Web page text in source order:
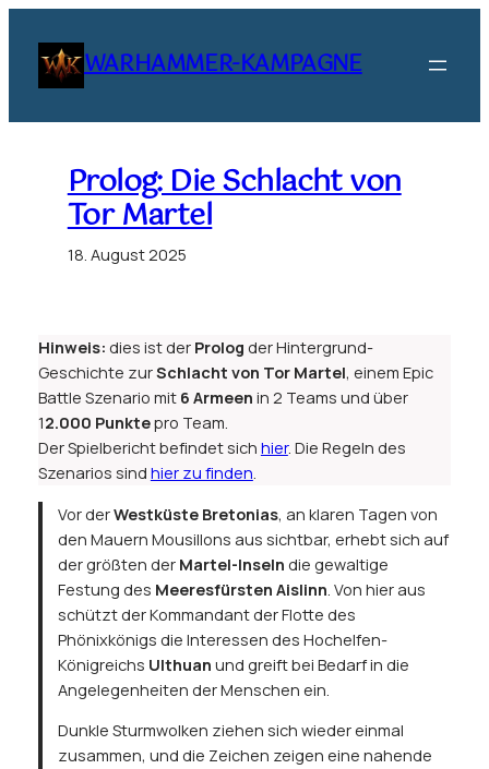
Inhalt
springen WARHAMMER-KAMPAGNE
Prolog: Die Schlacht von
Tor Martel
18. August 2025
Hinweis: dies ist der Prolog der Hintergrund-
Geschichte zurSchlacht von Tor Martel, einem Epic
Battle Szenario mit 6 Armeen in 2 Teams und über
12.000 Punktepro Team.
Der Spielbericht befindet sich hier. Die Regeln des
Szenarios sind hier zu finden.
Vor derWestküste Bretonias, an klaren Tagen von
den Mauern Mousillons aus sichtbar, erhebt sich auf
der größten der Martel-Inseln die gewaltige
Festung des Meeresfürsten Aislinn . Von hier aus
schützt der Kommandant der Flotte des
Phönixkönigs die Interessen des Hochelfen-
Königreichs Ulthuan und greift bei Bedarf in die
Angelegenheiten der Menschen ein.
Dunkle Sturmwolken ziehen sich wieder einmal
zusammen, und die Zeichen zeigen eine nahende